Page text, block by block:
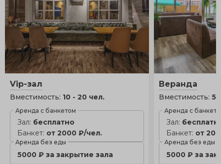
Vip-зал
Вместимость: 10 - 20 чел.
Аренда с банкетом
Зал: бесплатно
Банкет: от 2000 ₽/чел.
Аренда без еды
5000 ₽ за закрытие зала
Веранда
Вместимость:5
Аренда с
Зал:
Банкет: от
Аренда без еды
5000 ₽ за